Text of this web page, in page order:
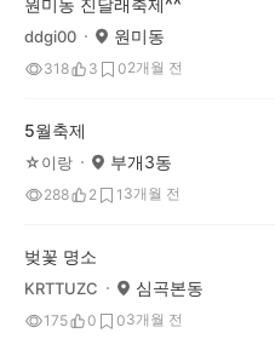
원미동 진달래축제^^
ddgi00 원미동
318 3 02개월 전
5월축제
☆이랑 부개3동
288 2 1 3개월 전
벚꽃 명소
KRTTUZC 심곡본동
175 0 03개월 전